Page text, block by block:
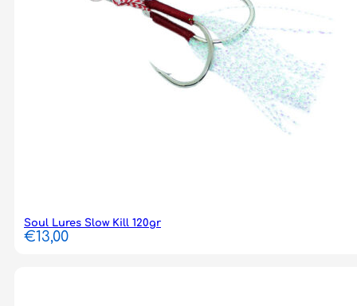
Soul Lures Slow Kill 120gr
€13,00